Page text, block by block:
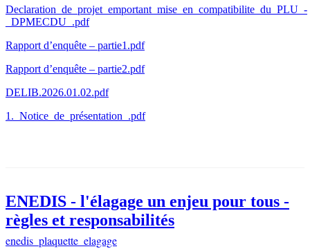
Declaration_de_projet_emportant_mise_en_compatibilite_du_PLU_-
_DPMECDU _.pdf
Rapport d’enquête – partie1.pdf
Rapport d’enquête – partie2.pdf
DELIB.2026.01.02.pdf
1._Notice_de_présentation_.pdf
ENEDIS - l'élagage un enjeu pour tous -
règles et responsabilités
enedis_plaquette_elagage